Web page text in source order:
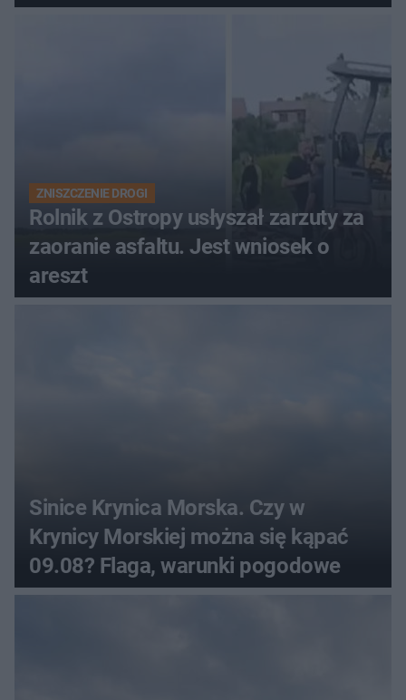
zdecyduje sąd rodzinny
ZNISZCZENIE DROGI
Rolnik z Ostropy usłyszał zarzuty za
zaoranie asfaltu. Jest wniosek o
areszt
Sinice Krynica Morska. Czy w
Krynicy Morskiej można się kąpać
09.08? Flaga, warunki pogodowe